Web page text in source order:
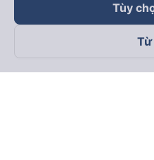
Theo dõi chúng tôi
Tùy